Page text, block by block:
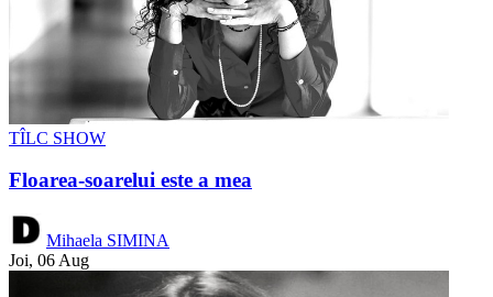
TÎLC SHOW
Floarea-soarelui este a mea
Mihaela SIMINA
Joi, 06 Aug